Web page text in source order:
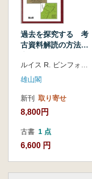
過去を探究する 考
古資料解読の方法と
ルイス R. ビンフォード著 植木 武 翻訳
雄山閣
新刊 取り寄せ
8,800円
古書 1 点
6,600 円